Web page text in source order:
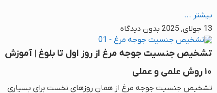
بیشتر ...
13 جولای, 2025
بدون دیدگاه
تشخیص جنسیت جوجه مرغ از روز اول تا بلوغ | آموزش
۱۰ روش علمی و عملی
تشخیص جنسیت جوجه مرغ از همان روزهای نخست برای بسیاری